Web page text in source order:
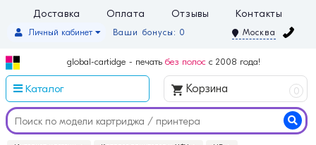
Доставка Оплата Отзывы Контакты
Ваши бонусы: 0
Личный кабинет Москва
global-cartidge - печать без полос с 2008 года!
Каталог Корзина 0